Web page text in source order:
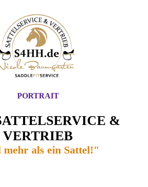
&
VERTRIEB
als ein Sattel!"
PORTRAIT